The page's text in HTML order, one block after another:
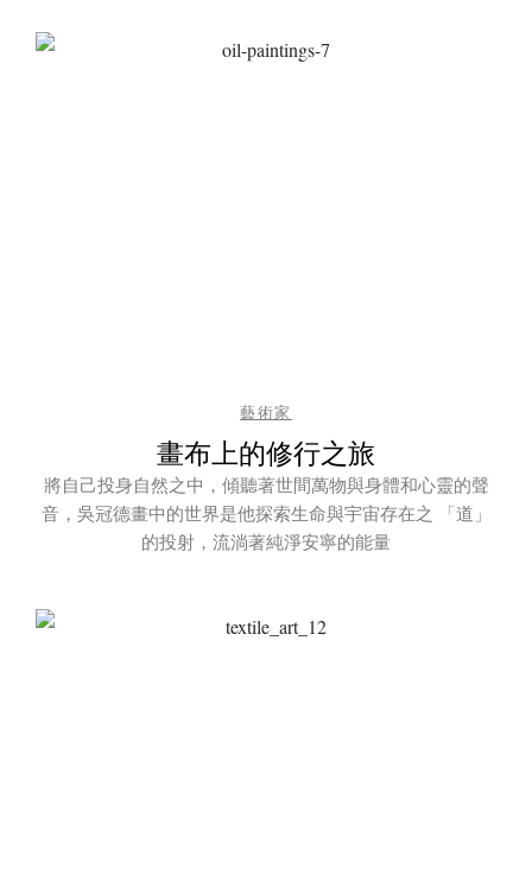
藝術家
畫布上的修行之旅
將自己投身自然之中，傾聽著世間萬物與身體和心靈的聲
音，吳冠德畫中的世界是他探索生命與宇宙存在之 「道」
的投射，流淌著純淨安寧的能量